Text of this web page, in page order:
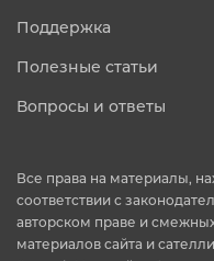
Поддержка
Полезные статьи
Вопросы и ответы
Все права на материалы,
соответствии с
авторском праве и
материалов сайта и